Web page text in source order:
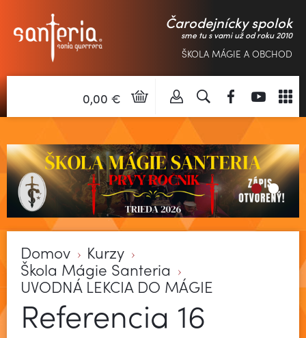
Čarodejnícky spolok
sme tu s vami už od roku 2010
ŠKOLA MÁGIE A OBCHOD
0,00 €
Domov Kurzy
Škola Mágie Santeria
UVODNÁ LEKCIA DO MÁGIE
Referencia 16